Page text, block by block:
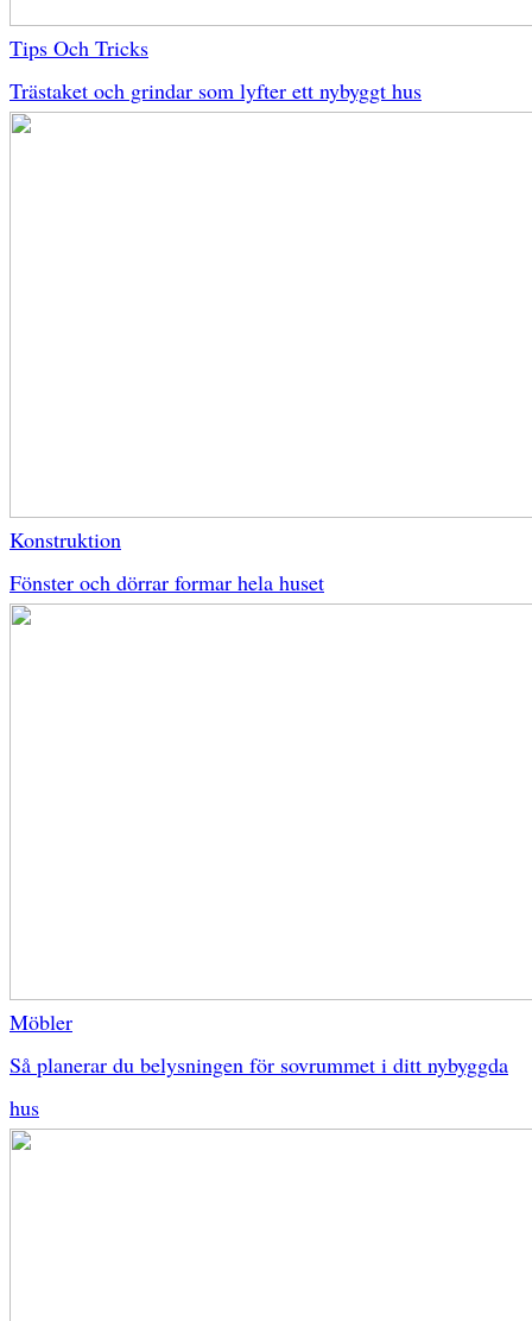
Tips Och Tricks
Trästaket och grindar som lyfter ett nybyggt hus
Konstruktion
Fönster och dörrar formar hela huset
Möbler
Så planerar du belysningen för sovrummet i ditt nybyggda
hus